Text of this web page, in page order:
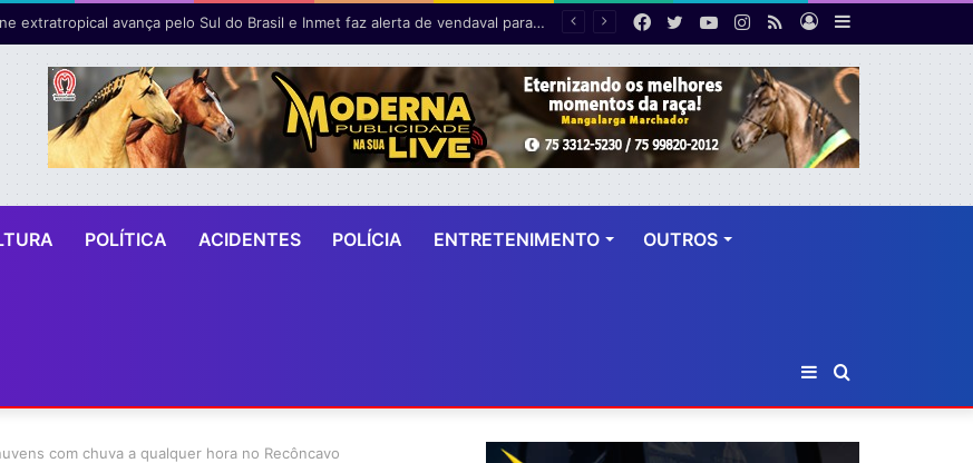
STF cobra explicações de Soraya e Lindbergh sobre acusações contra vice de Flávio Bolsonaro
Barra
Lateral
Entrar
RSS
Instagram
YouTube
Twitter
Facebook
POLÍTICA ACIDENTES POLÍCIA ENTRETENIMENTO OUTROS
por
Barra
Lateral
com chuva a qualquer hora no Recôncavo